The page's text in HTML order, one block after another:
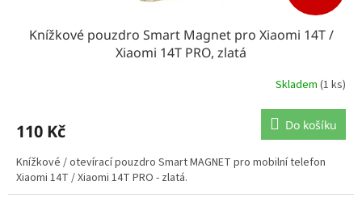
Knížkové pouzdro Smart Magnet pro Xiaomi 14T /
Xiaomi 14T PRO, zlatá
Skladem (1 ks)
110 Kč Do košíku
Knížkové / otevírací pouzdro Smart MAGNET pro mobilní telefon
Xiaomi 14T / Xiaomi 14T PRO - zlatá.